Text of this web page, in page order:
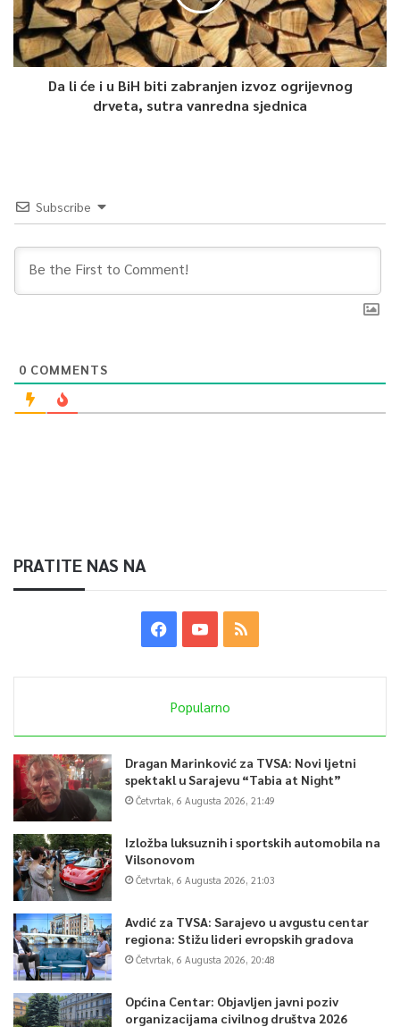
Da li će i u BiH biti zabranjen izvoz ogrijevnog
drveta, sutra vanredna sjednica
Subscribe
0 COMMENTS
PRATITE NAS NA
Popularno
Dragan Marinković za TVSA: Novi ljetni
spektakl u Sarajevu “Tabia at Night”
Četvrtak, 6 Augusta 2026, 21:49
Izložba luksuznih i sportskih automobila na
Vilsonovom
Četvrtak, 6 Augusta 2026, 21:03
Avdić za TVSA: Sarajevo u avgustu centar
regiona: Stižu lideri evropskih gradova
Četvrtak, 6 Augusta 2026, 20:48
Općina Centar: Objavljen javni poziv
organizacijama civilnog društva 2026